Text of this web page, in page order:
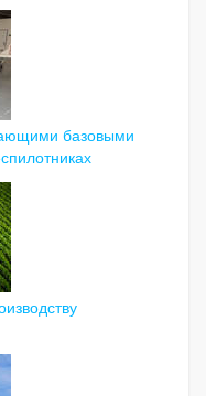
базовыми